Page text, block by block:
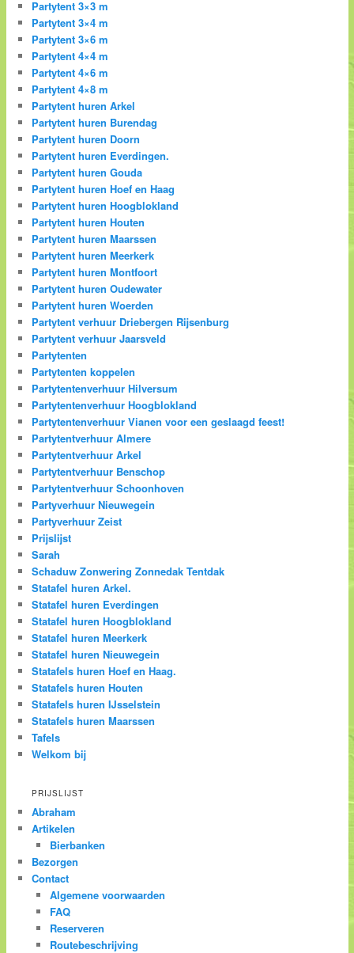
Partytent 3×3 m
Partytent 3×4 m
Partytent 3×6 m
Partytent 4×4 m
Partytent 4×6 m
Partytent 4×8 m
Partytent huren Arkel
Partytent huren Burendag
Partytent huren Doorn
Partytent huren Everdingen.
Partytent huren Gouda
Partytent huren Hoef en Haag
Partytent huren Hoogblokland
Partytent huren Houten
Partytent huren Maarssen
Partytent huren Meerkerk
Partytent huren Montfoort
Partytent huren Oudewater
Partytent huren Woerden
Partytent verhuur Driebergen Rijsenburg
Partytent verhuur Jaarsveld
Partytenten
Partytenten koppelen
Partytentenverhuur Hilversum
Partytentenverhuur Hoogblokland
Partytentenverhuur Vianen voor een geslaagd feest!
Partytentverhuur Almere
Partytentverhuur Arkel
Partytentverhuur Benschop
Partytentverhuur Schoonhoven
Partyverhuur Nieuwegein
Partyverhuur Zeist
Prijslijst
Sarah
Schaduw Zonwering Zonnedak Tentdak
Statafel huren Arkel.
Statafel huren Everdingen
Statafel huren Hoogblokland
Statafel huren Meerkerk
Statafel huren Nieuwegein
Statafels huren Hoef en Haag.
Statafels huren Houten
Statafels huren IJsselstein
Statafels huren Maarssen
Tafels
Welkom bij
PRIJSLIJST
Abraham
Artikelen
Bierbanken
Bezorgen
Contact
Algemene voorwaarden
FAQ
Reserveren
Routebeschrijving